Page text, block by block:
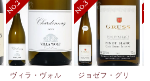
ヴィラ・ヴォル
ジョゼフ・グリ